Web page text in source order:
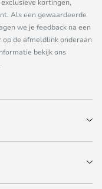
Als een gewaardeerde
we je feedback na een
op de afmeldlink onderaan
bekijk ons